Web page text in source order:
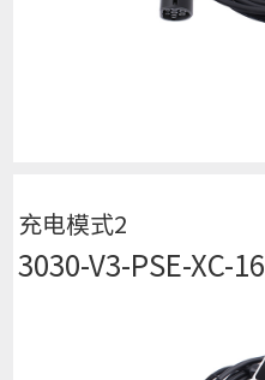
充电模式2
3030-V3-PSE-XC-16